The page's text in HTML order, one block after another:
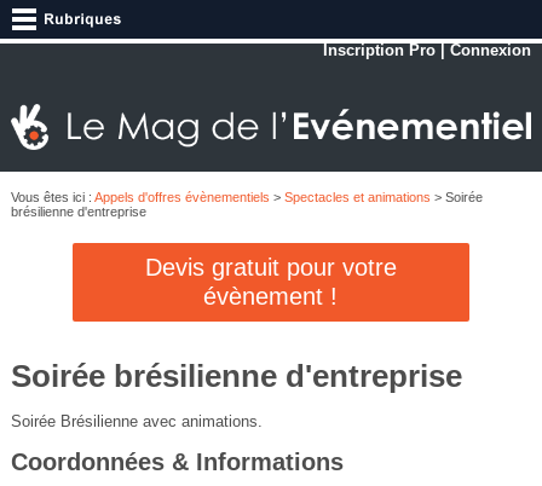
Inscription Pro |Connexion
Vous êtes ici : Appels d'offres évènementiels > Spectacles et animations > Soirée
brésilienne d'entreprise
Devis gratuit pour votre
évènement !
Soirée brésilienne d'entreprise
Soirée Brésilienne avec animations.
Coordonnées & Informations